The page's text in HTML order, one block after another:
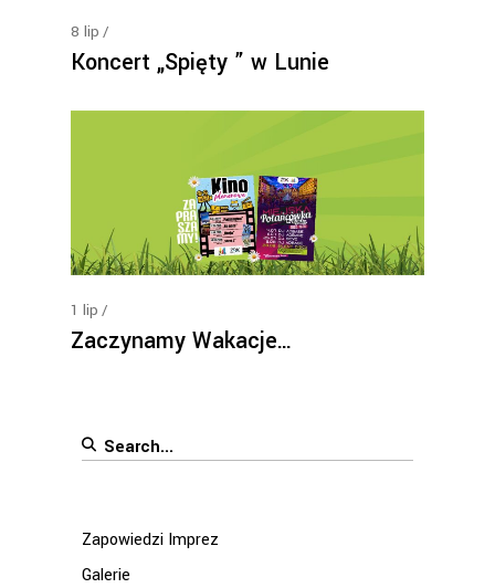
8 lip
Koncert „Spięty ” w Lunie
1 lip
Zaczynamy Wakacje…
Search
Zapowiedzi Imprez
Galerie